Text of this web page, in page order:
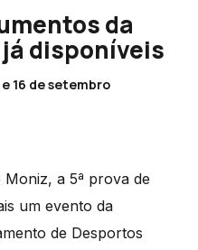
da
disponíveis
16 de setembro
a 5ª prova de
um evento da
de Desportos